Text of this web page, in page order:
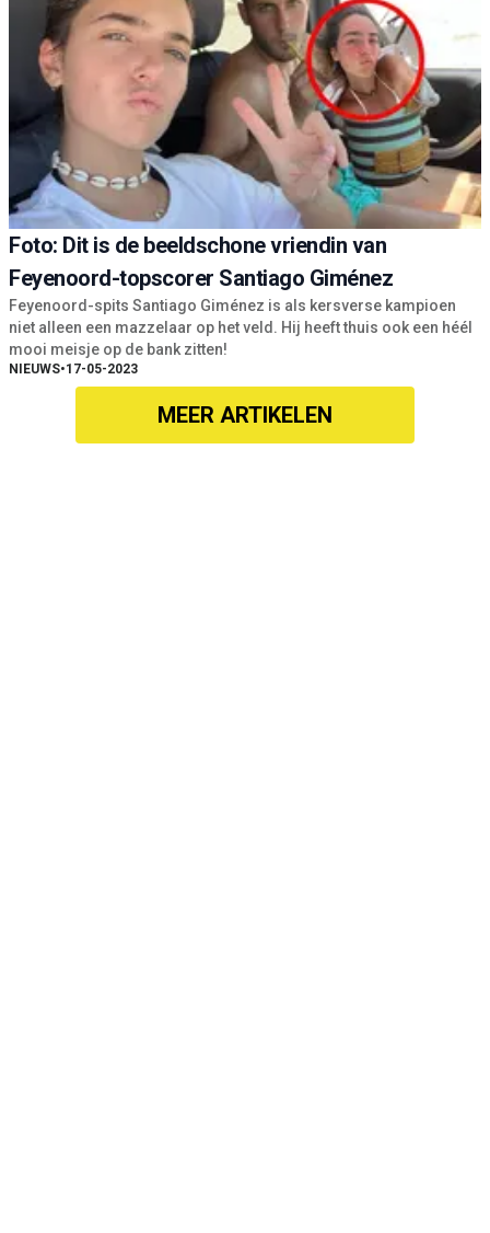
Foto: Dit is de beeldschone vriendin van
Feyenoord-topscorer Santiago Giménez
Feyenoord-spits Santiago Giménez is als kersverse kampioen
niet alleen een mazzelaar op het veld. Hij heeft thuis ook een héél
mooi meisje op de bank zitten!
NIEUWS•17-05-2023
MEER ARTIKELEN